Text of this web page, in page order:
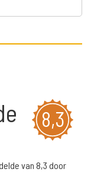
8,3
van 8,3 door